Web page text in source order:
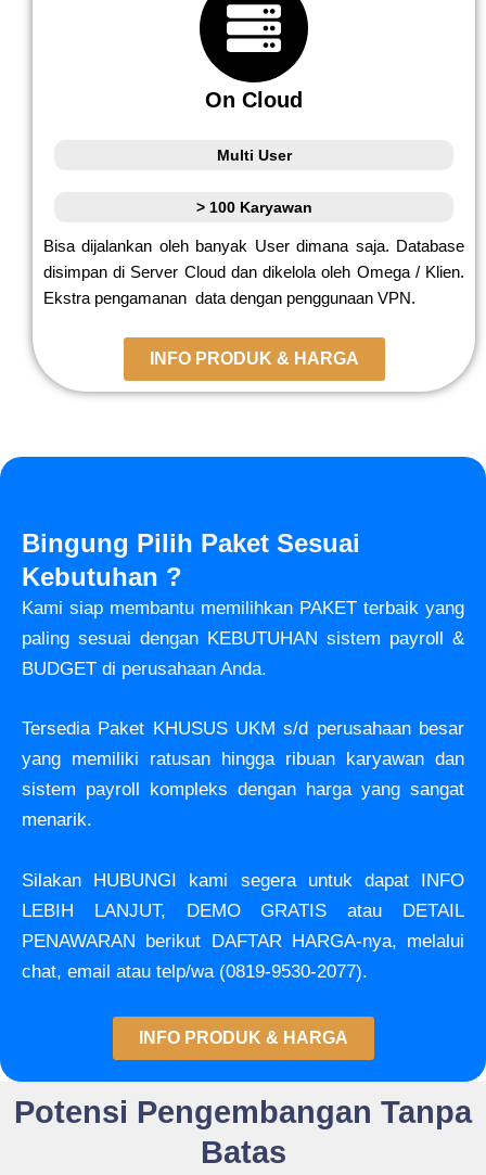
On Cloud
Multi User
> 100 Karyawan
Bisa dijalankan oleh banyak User dimana saja. Database
disimpan di Server Cloud dan dikelola oleh Omega / Klien.
Ekstra pengamanan data dengan penggunaan VPN.
INFO PRODUK & HARGA
Bingung Pilih Paket Sesuai
Kebutuhan ?
Kami siap membantu memilihkan PAKET terbaik yang
paling sesuai dengan KEBUTUHAN sistem payroll &
BUDGET di perusahaan Anda.
Tersedia Paket KHUSUS UKM s/d perusahaan besar
yang memiliki ratusan hingga ribuan karyawan dan
sistem payroll kompleks dengan harga yang sangat
menarik.
Silakan HUBUNGI kami segera untuk dapat INFO
LEBIH LANJUT, DEMO GRATIS atau DETAIL
PENAWARAN berikut DAFTAR HARGA-nya, melalui
chat, email atau telp/wa (0819-9530-2077).
INFO PRODUK & HARGA
Potensi Pengembangan Tanpa
Batas